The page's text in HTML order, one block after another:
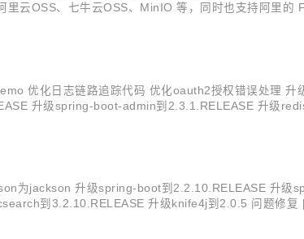
阿里云OSS、七牛云OSS、MinIO 等，同时也支
优化日志链路追踪代码 优化oauth2授权错误处理
升级spring-boot-admin到2.3.1.RELEASE 升级
为jackson 升级spring-boot到2.2.10.RELEASE 升
到3.2.10.RELEASE 升级knife4j到2.0.5 问题修